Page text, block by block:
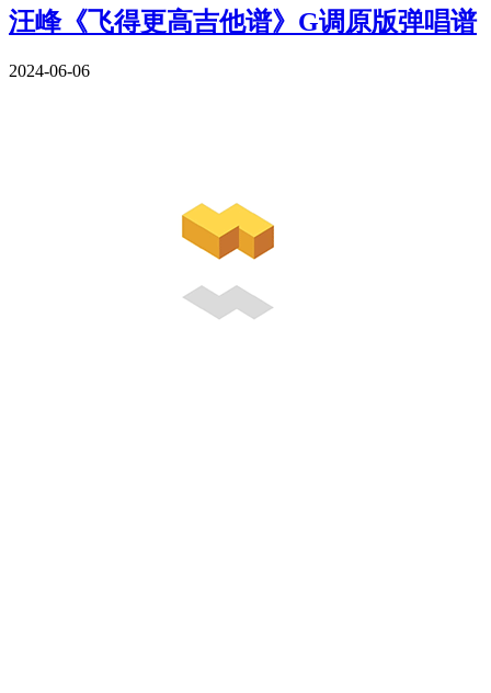
汪峰《飞得更高吉他谱》G调原版弹唱谱
2024-06-06